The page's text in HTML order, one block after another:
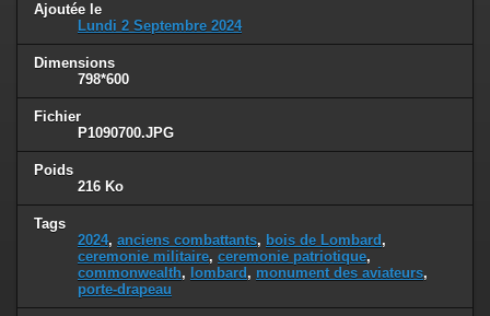
Ajoutée le
Lundi 2 Septembre 2024
Dimensions
798*600
Fichier
P1090700.JPG
Poids
216 Ko
Tags
2024, anciens combattants, bois de Lombard,
ceremonie militaire, ceremonie patriotique,
commonwealth, lombard, monument des aviateurs,
porte-drapeau